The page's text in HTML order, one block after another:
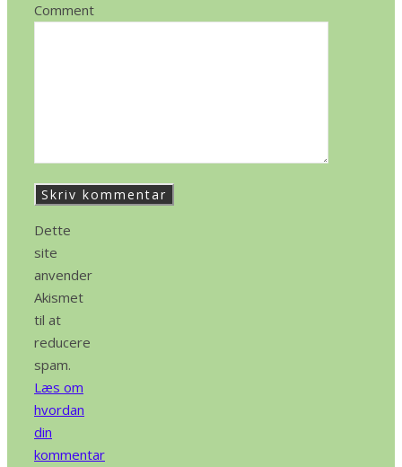
Comment
Dette
site
anvender
Akismet
til at
reducere
spam.
Læs om
hvordan
din
kommentar